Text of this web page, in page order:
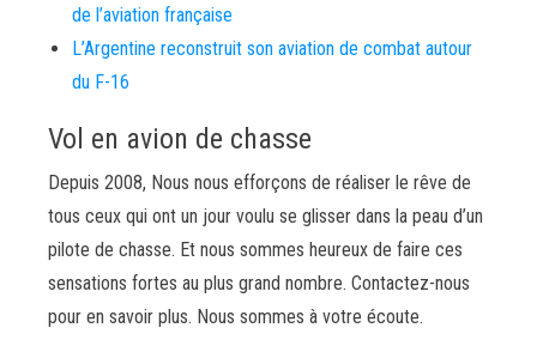
de l’aviation française
L’Argentine reconstruit son aviation de combat autour
du F-16
Vol en avion de chasse
Depuis 2008, Nous nous efforçons de réaliser le rêve de
tous ceux qui ont un jour voulu se glisser dans la peau d’un
pilote de chasse. Et nous sommes heureux de faire ces
sensations fortes au plus grand nombre. Contactez-nous
pour en savoir plus. Nous sommes à votre écoute.